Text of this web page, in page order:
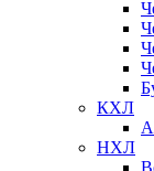
КХЛ
НХЛ